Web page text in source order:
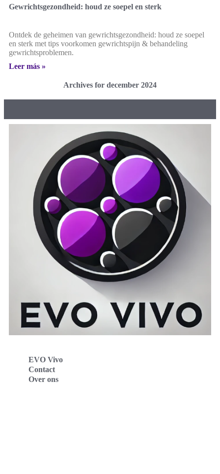
Gewrichtsgezondheid: houd ze soepel en sterk
Ontdek de geheimen van gewrichtsgezondheid: houd ze soepel
en sterk met tips voorkomen gewrichtspijn & behandeling
gewrichtsproblemen.
Leer más »
Archives for december 2024
EVO Vivo
Contact
Over ons